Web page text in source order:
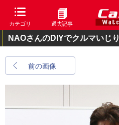
カテゴリ 過去記事
NAOさんのDIYでクルマいじり
前の画像